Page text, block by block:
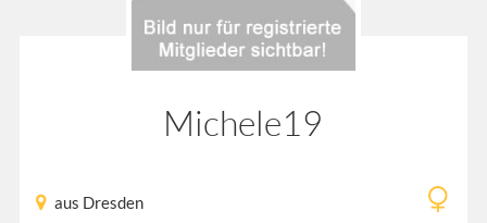
Michele19
aus Dresden